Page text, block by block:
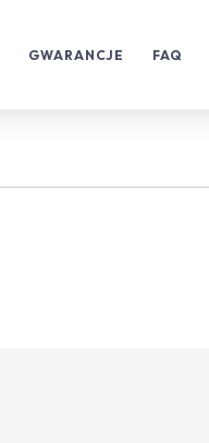
GWARANCJE FAQ